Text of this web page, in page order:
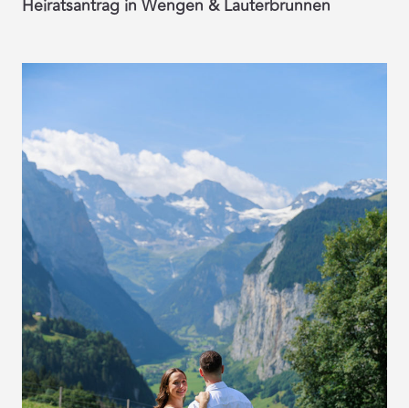
Heiratsantrag in Wengen & Lauterbrunnen